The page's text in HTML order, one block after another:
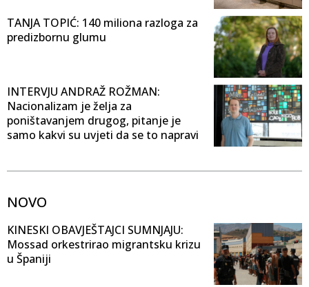
TANJA TOPIĆ: 140 miliona razloga za
predizbornu glumu
INTERVJU ANDRAŽ ROŽMAN:
Nacionalizam je želja za
poništavanjem drugog, pitanje je
samo kakvi su uvjeti da se to napravi
NOVO
KINESKI OBAVJEŠTAJCI SUMNJAJU:
Mossad orkestrirao migrantsku krizu
u Španiji